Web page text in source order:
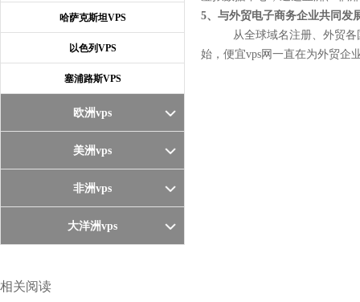
哈萨克斯坦VPS
以色列VPS
塞浦路斯VPS
欧洲vps
美洲vps
非洲vps
大洋洲vps
5、与外贸电子商务企业共同发
从全球域名注册、外贸各国
始，便宜vps网一直在为外贸企
相关阅读